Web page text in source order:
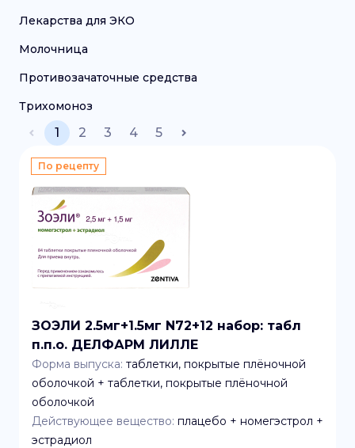
Лекарства для ЭКО
Молочница
Противозачаточные средства
Трихомоноз
1 2 3 4 5
По рецепту
ЗОЭЛИ 2.5мг+1.5мг N72+12 набор: табл
п.п.о. ДЕЛФАРМ ЛИЛЛЕ
Форма выпуска: таблетки, покрытые плёночной
оболочкой + таблетки, покрытые плёночной
оболочкой
Действующее вещество: плацебо + номегэстрол +
эстрадиол